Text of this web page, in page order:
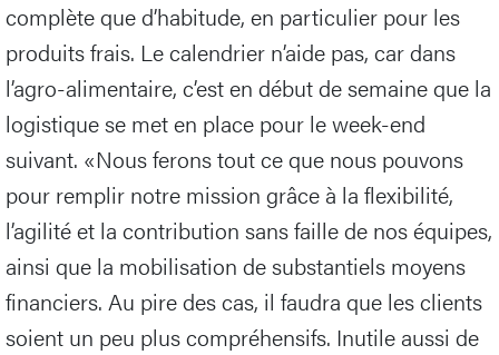
complète que d’habitude, en particulier pour les
produits frais. Le calendrier n’aide pas, car dans
l’agro-alimentaire, c’est en début de semaine que la
logistique se met en place pour le week-end
suivant. «Nous ferons tout ce que nous pouvons
pour remplir notre mission grâce à la flexibilité,
l’agilité et la contribution sans faille de nos équipes,
ainsi que la mobilisation de substantiels moyens
financiers. Au pire des cas, il faudra que les clients
soient un peu plus compréhensifs. Inutile aussi de